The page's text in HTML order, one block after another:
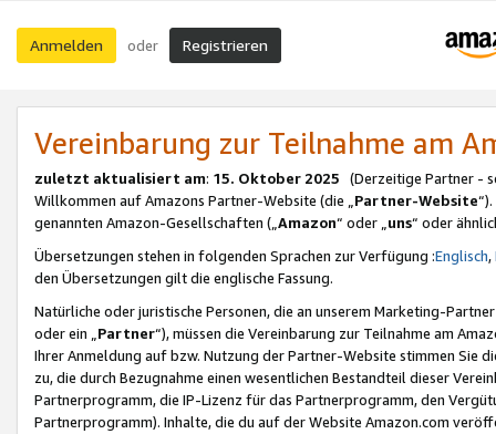
Anmelden oder Registrieren
Vereinbarung zur Teilnahme am
zuletzt aktualisiert am: 15. Oktober 2025 (Derzeitige Partner -
Willkommen auf Amazons Partner-Website (die „Partner-Website
genannten Amazon-Gesellschaften („Amazon“ oder „uns“ oder
Übersetzungen stehen in folgenden Sprachen zur Verfügung :Englisch,
den Übersetzungen gilt die englische Fassung.
Natürliche oder juristische Personen, die an unserem Marketing-
oder ein „Partner“), müssen die Vereinbarung zur Teilnahme am
Ihrer Anmeldung auf bzw. Nutzung der Partner-Website stimmen Sie
zu, die durch Bezugnahme einen wesentlichen Bestandteil dieser
Partnerprogramm, die IP-Lizenz für das Partnerprogramm, den
Partnerprogramm). Inhalte, die du auf der Website Amazon.com